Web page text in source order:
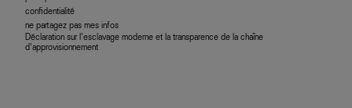
confidentialité
ne partagez pas mes infos
Déclaration sur l’esclavage moderne et la transparence de la chaîne
d’approvisionnement